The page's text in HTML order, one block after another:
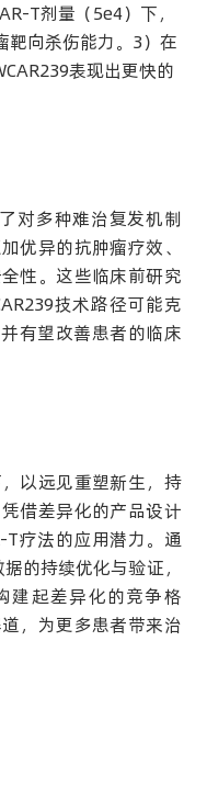
T剂量（5e4）下，
靶向杀伤能力。3）在
表现出更快的
对多种难治复发机制
优异的抗肿瘤疗效、
性。这些临床前研究
技术路径可能克
有望改善患者的临床
以远见重塑新生，持
借差异化的产品设计
T疗法的应用潜力。通
的持续优化与验证，
建起差异化的竞争格
，为更多患者带来治